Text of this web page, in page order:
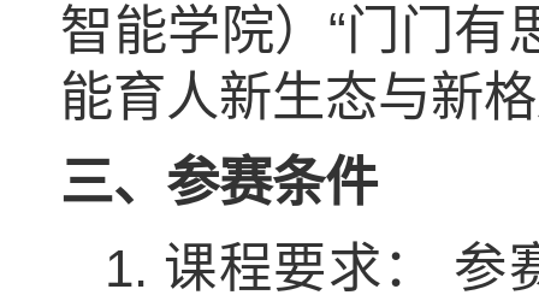
智能学院）“门门有
能育人新生态与新
三、参赛条件
1. 课程要求：
参